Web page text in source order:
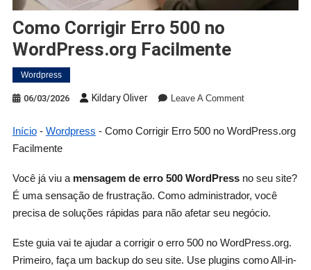
Como Corrigir Erro 500 no
WordPress.org Facilmente
Wordpress
06/03/2026 Kildary Oliver Leave A Comment
Início- Wordpress - Como Corrigir Erro 500 no WordPress.org
Facilmente
Você já viu a mensagem de erro 500 WordPressno seu site?
É uma sensação de frustração. Como administrador, você
precisa de soluções rápidas para não afetar seu negócio.
Este guia vai te ajudar a corrigir o erro 500 no WordPress.org.
Primeiro, faça um backup do seu site. Use plugins como All-in-